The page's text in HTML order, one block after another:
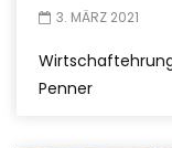
3. MÄRZ 2021
Penner